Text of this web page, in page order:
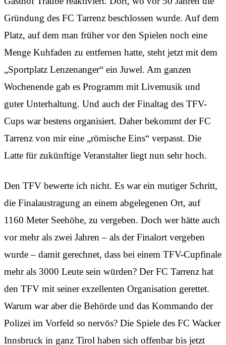
Gründung des FC Tarrenz beschlossen wurde. Auf dem
Platz, auf dem man früher vor den Spielen noch eine
Menge Kuhfaden zu entfernen hatte, steht jetzt mit dem
„Sportplatz Lenzenanger“ ein Juwel. Am ganzen
Wochenende gab es Programm mit Livemusik und
guter Unterhaltung. Und auch der Finaltag des TFV-
Cups war bestens organisiert. Daher bekommt der FC
Tarrenz von mir eine „römische Eins“ verpasst. Die
Latte für zukünftige Veranstalter liegt nun sehr hoch.
Den TFV bewerte ich nicht. Es war ein mutiger Schritt,
die Finalaustragung an einem abgelegenen Ort, auf
1160 Meter Seehöhe, zu vergeben. Doch wer hätte auch
vor mehr als zwei Jahren – als der Finalort vergeben
wurde – damit gerechnet, dass bei einem TFV-Cupfinale
mehr als 3000 Leute sein würden? Der FC Tarrenz hat
den TFV mit seiner exzellenten Organisation gerettet.
Warum war aber die Behörde und das Kommando der
Polizei im Vorfeld so nervös? Die Spiele des FC Wacker
Innsbruck in ganz Tirol haben sich offenbar bis jetzt